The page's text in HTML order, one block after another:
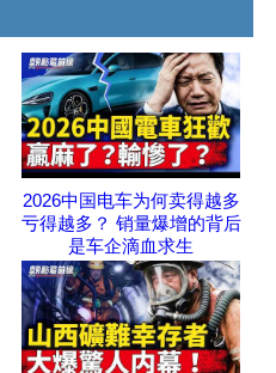
2026中国电车为何卖得越多
亏得越多？ 销量爆增的背后
是车企滴血求生